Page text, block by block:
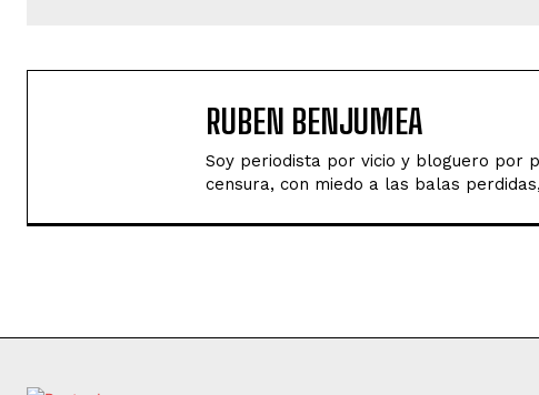
RUBEN BENJUMEA
Soy periodista por vicio y bloguero por
censura, con miedo a las balas